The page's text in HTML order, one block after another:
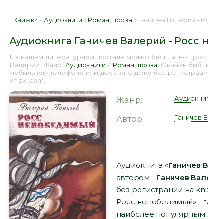
Книжки »Аудиокниги » Роман, проза » Ганичев Валерий -
Аудиокнига Ганичев Валерий - Росс
На нашем литературном портале можно бесплатно
Валерий. Жанр: Аудиокниги / Роман, проза . Онлайн
мобильном телефоне или десктопе даже без
knizki.com.
Жанр:
Автор: Ганичев
Аудиокнига «Ганичев
автором - Ганичев
без регистрации на
Росс непобедимый» - "
наиболее популярным